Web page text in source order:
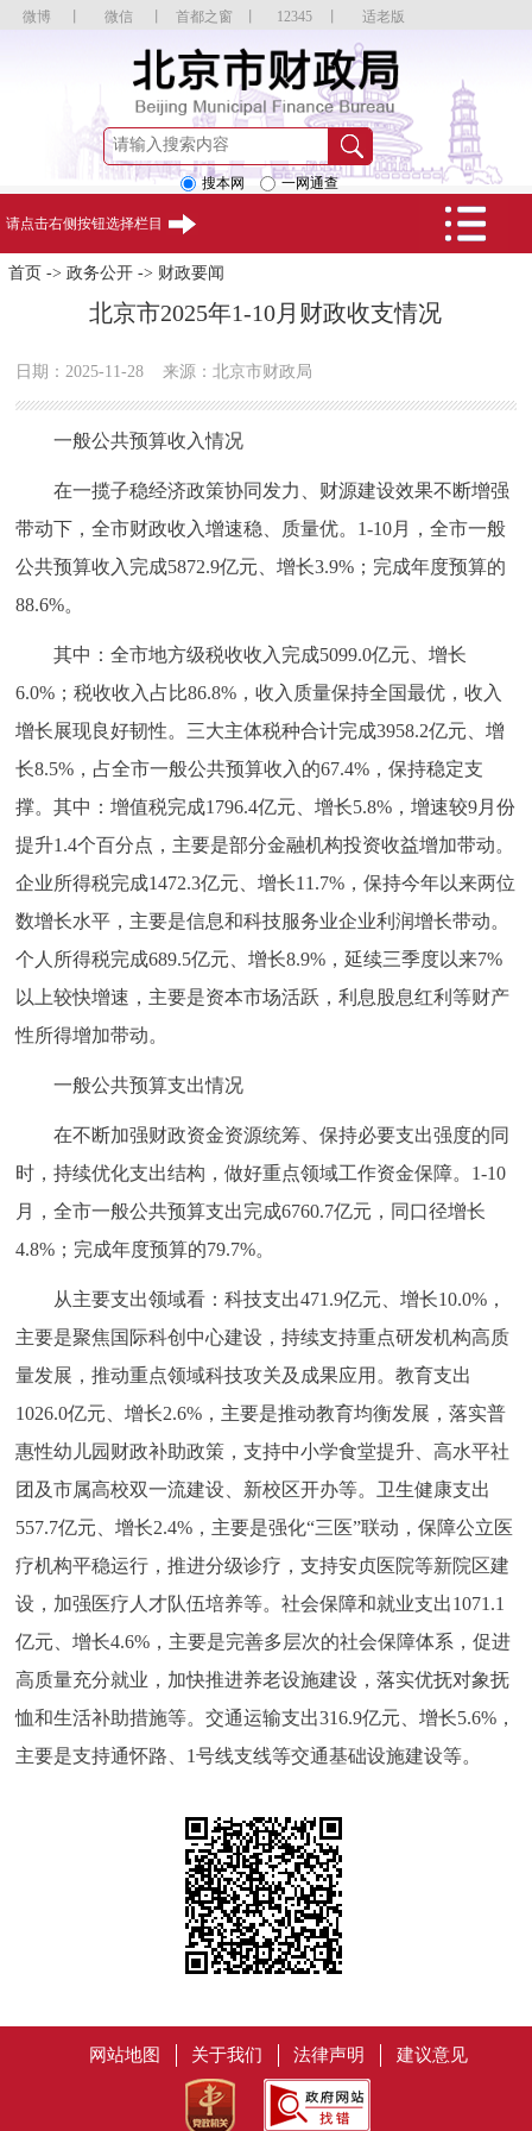
微博 微信 12345 适老版
首都之窗
搜本网 一网通查
请点击右侧按钮选择栏目
首页 -> 政务公开-> 财政要闻
北京市2025年1-10月财政收支情况
日期：2025-11-28 来源：北京市财政局
一般公共预算收入情况
在一揽子稳经济政策协同发力、财源建设效果不断增强
带动下，全市财政收入增速稳、质量优。1-10月，全市一般
公共预算收入完成5872.9亿元、增长3.9%；完成年度预算的
88.6%。
其中：全市地方级税收收入完成5099.0亿元、增长
6.0%；税收收入占比86.8%，收入质量保持全国最优，收入
增长展现良好韧性。三大主体税种合计完成3958.2亿元、增
长8.5%，占全市一般公共预算收入的67.4%，保持稳定支
撑。其中：增值税完成1796.4亿元、增长5.8%，增速较9月份
提升1.4个百分点，主要是部分金融机构投资收益增加带动。
企业所得税完成1472.3亿元、增长11.7%，保持今年以来两位
数增长水平，主要是信息和科技服务业企业利润增长带动。
个人所得税完成689.5亿元、增长8.9%，延续三季度以来7%
以上较快增速，主要是资本市场活跃，利息股息红利等财产
性所得增加带动。
一般公共预算支出情况
在不断加强财政资金资源统筹、保持必要支出强度的同
时，持续优化支出结构，做好重点领域工作资金保障。1-10
月，全市一般公共预算支出完成6760.7亿元，同口径增长
4.8%；完成年度预算的79.7%。
从主要支出领域看：科技支出471.9亿元、增长10.0%，
主要是聚焦国际科创中心建设，持续支持重点研发机构高质
量发展，推动重点领域科技攻关及成果应用。教育支出
1026.0亿元、增长2.6%，主要是推动教育均衡发展，落实普
惠性幼儿园财政补助政策，支持中小学食堂提升、高水平社
团及市属高校双一流建设、新校区开办等。卫生健康支出
557.7亿元、增长2.4%，主要是强化“三医”联动，保障公立医
疗机构平稳运行，推进分级诊疗，支持安贞医院等新院区建
设，加强医疗人才队伍培养等。社会保障和就业支出1071.1
亿元、增长4.6%，主要是完善多层次的社会保障体系，促进
高质量充分就业，加快推进养老设施建设，落实优抚对象抚
恤和生活补助措施等。交通运输支出316.9亿元、增长5.6%，
主要是支持通怀路、1号线支线等交通基础设施建设等。
网站地图 关于我们 法律声明 建议意见